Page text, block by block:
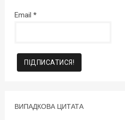
Email *
ВИПАДКОВА ЦИТАТА